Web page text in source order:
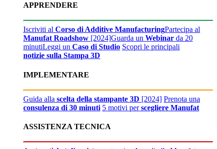
APPRENDERE
Iscriviti al Corso di Additive ManufacturingPartecipa al
Manufat Roadshow [2024]Guarda un Webinar da 20
minutiLeggi un Caso di Studio Scopri le principali
notizie sulla Stampa 3D
IMPLEMENTARE
Guida alla scelta della stampante 3D [2024] Prenota una
consulenza di 30 minuti 5 motivi perscegliere Manufat
ASSISTENZA TECNICA